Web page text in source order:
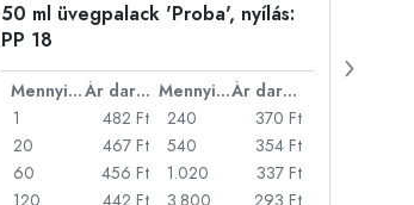
50 ml üvegpalack 'Proba', nyílás:
PP 18
Mennyiség Ár darabonként Mennyiség
Ár darabonként
1
482 Ft
20
467 Ft
60
456 Ft
240
370 Ft
540
354 Ft
1.020
337 Ft